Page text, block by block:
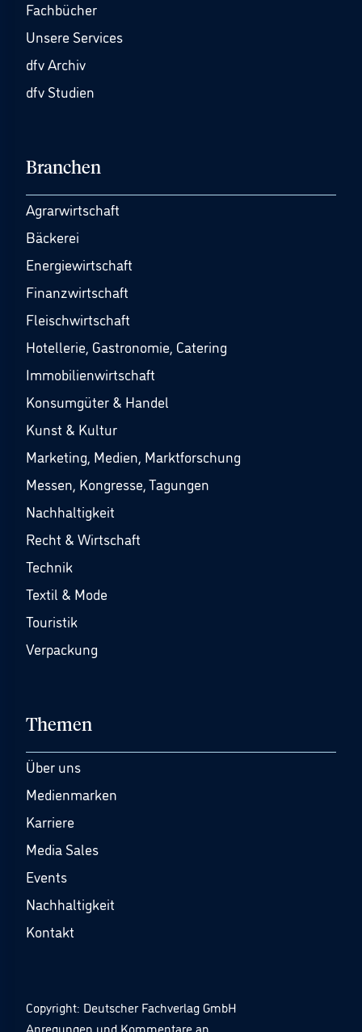
Fachbücher
Unsere Services
dfv Archiv
dfv Studien
Branchen
Agrarwirtschaft
Bäckerei
Energiewirtschaft
Finanzwirtschaft
Fleischwirtschaft
Hotellerie, Gastronomie, Catering
Immobilienwirtschaft
Konsumgüter & Handel
Kunst & Kultur
Marketing, Medien, Marktforschung
Messen, Kongresse, Tagungen
Nachhaltigkeit
Recht & Wirtschaft
Technik
Textil & Mode
Touristik
Verpackung
Themen
Über uns
Medienmarken
Karriere
Media Sales
Events
Nachhaltigkeit
Kontakt
Copyright: Deutscher Fachverlag GmbH
Anregungen und Kommentare an